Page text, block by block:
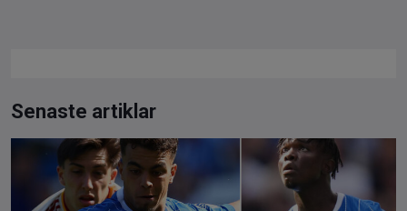
Senaste artiklar